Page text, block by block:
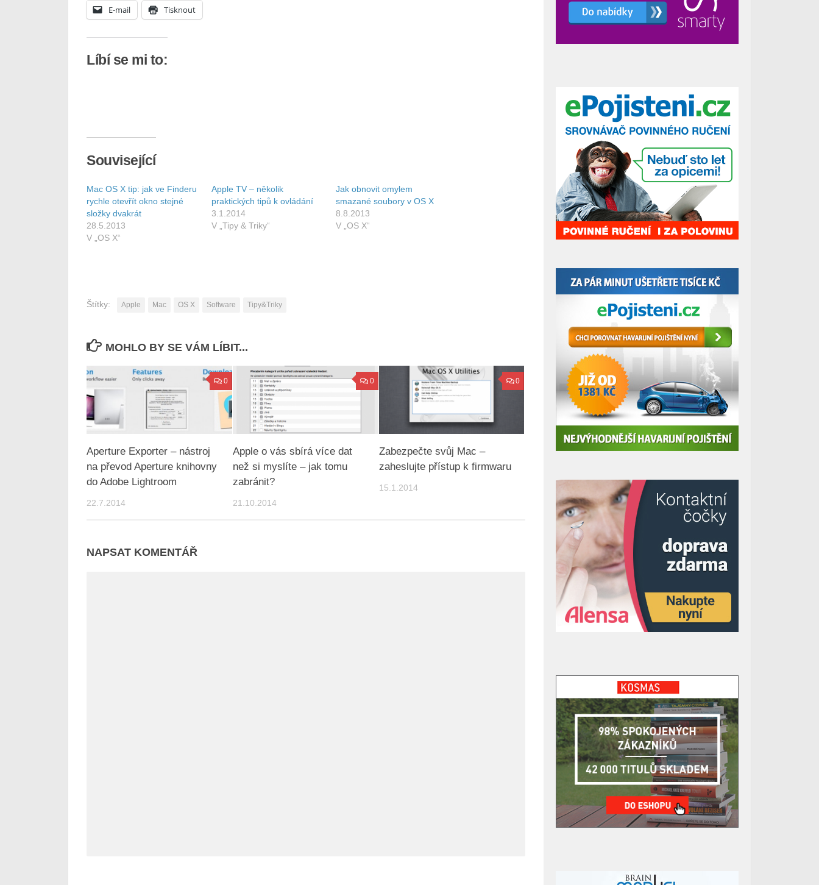
E-mail Tisknout
Líbí se mi to:
Související
Mac OS X tip: jak ve Finderu
rychle otevřít okno stejné
složky dvakrát
28.5.2013
V „OS X“
Apple TV – několik
praktických tipů k ovládání
3.1.2014
V „Tipy & Triky“
Jak obnovit omylem
smazané soubory v OS X
8.8.2013
V „OS X“
Štítky: Apple Mac OS X Software Tipy&Triky
MOHLO BY SE VÁM LÍBIT...
0
Aperture Exporter – nástroj
na převod Aperture knihovny
do Adobe Lightroom
22.7.2014
0
Apple o vás sbírá více dat
než si myslíte – jak tomu
zabránit?
21.10.2014
0
Zabezpečte svůj Mac –
zaheslujte přístup k firmwaru
15.1.2014
NAPSAT KOMENTÁŘ